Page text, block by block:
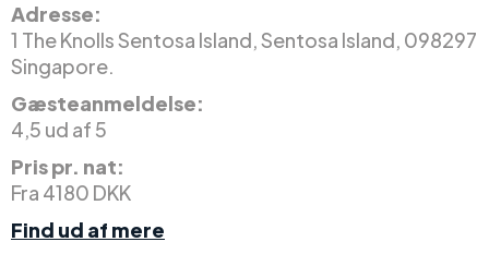
Adresse:
1 The Knolls Sentosa Island, Sentosa Island, 098297
Singapore.
Gæsteanmeldelse:
4,5 ud af 5
Pris pr. nat:
Fra 4180 DKK
Find ud af mere